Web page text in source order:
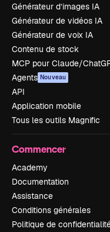
Générateur d’images IA
Générateur de vidéos IA
Générateur de voix IA
Contenu de stock
MCP pour Claude/
Agents Nouveau
API
Application mobile
Tous les outils Magnific
Commencer
Academy
Documentation
Assistance
Conditions générales
Politique de